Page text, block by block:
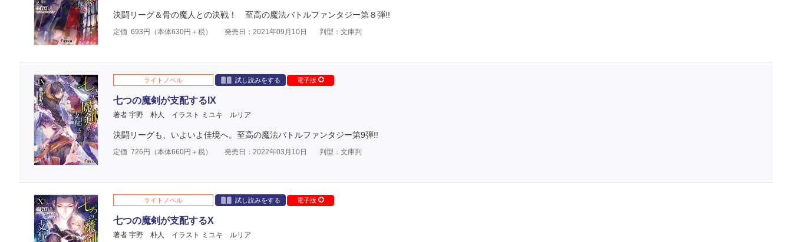
決闘リーグ＆骨の魔人との決戦！ 至高の魔法バトルファンタジー第８弾!!
定価 693 円（本体630円＋税） 発売日：2021年09月10日 判型：文庫判
ライトノベル 試し読みをする 電子版
七つの魔剣が支配するIX
著者 宇野 朴人 イラスト ミユキ ルリア
決闘リーグも、いよいよ佳境へ。至高の魔法バトルファンタジー第9弾!!
定価 726 円（本体660円＋税） 発売日：2022年03月10日 判型：文庫判
ライトノベル 試し読みをする 電子版
七つの魔剣が支配するX
著者 宇野 朴人 イラスト ミユキ ルリア